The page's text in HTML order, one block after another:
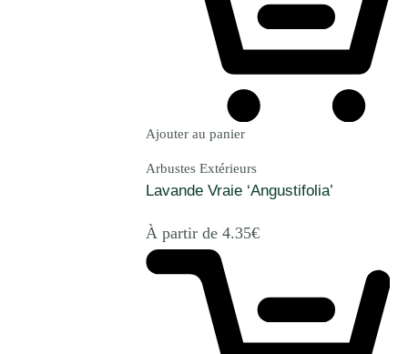
Ajouter au panier
Arbustes Extérieurs
Lavande Vraie ‘Angustifolia’
À partir de 4.35€